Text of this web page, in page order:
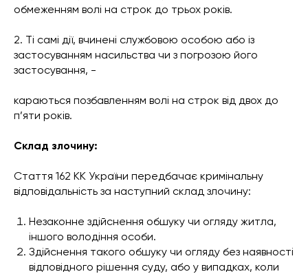
обмеженням волі на строк до трьох років.
2. Ті самі дії, вчинені службовою особою або із
застосуванням насильства чи з погрозою його
застосування, -
караються позбавленням волі на строк від двох до
п’яти років.
Склад злочину:
Стаття 162 КК України передбачає кримінальну
відповідальність за наступний склад злочину:
Незаконне здійснення обшуку чи огляду житла,
іншого володіння особи.
Здійснення такого обшуку чи огляду без наявності
відповідного рішення суду, або у випадках, коли